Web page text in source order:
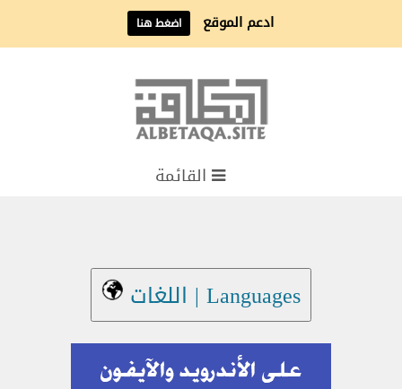
القائمة
Languages | اللغات
ادعم الموقع اضغط هنا